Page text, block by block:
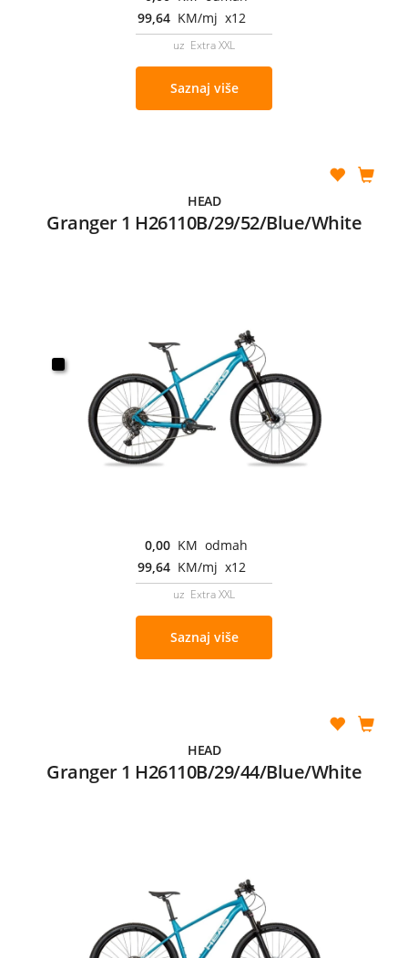
99,64 KM/mj x12
uz Extra XXL
Saznaj više
HEAD
Granger 1 H26110B/29/52/Blue/White
0,00 KM odmah
99,64 KM/mj x12
uz Extra XXL
Saznaj više
HEAD
Granger 1 H26110B/29/44/Blue/White